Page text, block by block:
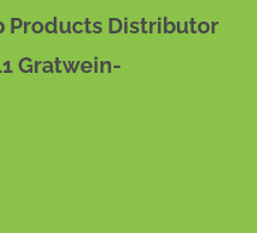
Products Distributor
Gratwein-